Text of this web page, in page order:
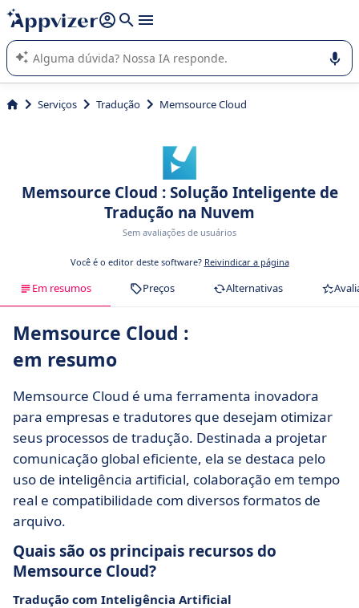
de nossa IA (várias linhas com
A IA do Appvizer o orienta no uso ou na seleção de software
SaaS para sua empresa.
Serviços Tradução Memsource Cloud
Memsource Cloud : Solução Inteligente de
Tradução na Nuvem
Sem avaliações de usuários
Você é o editor deste software? Reivindicar a página
Em resumos Preços Alternativas
Memsource Cloud :
em resumo
Memsource Cloud é uma ferramenta inovadora
para empresas e tradutores que desejam otimizar
seus processos de tradução. Destinada a projetar
comunicação global eficiente, ela se destaca pelo
uso de inteligência artificial, colaboração em tempo
real e compatibilidade com diversos formatos de
arquivo.
Quais são os principais recursos do
Memsource Cloud?
Tradução com Inteligência Artificial